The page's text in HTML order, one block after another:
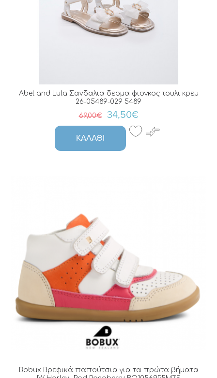
Abel and Lula Σανδαλια δερμα φιογκος τουλι κρεμ
26-05489-029 5489
69,00€
34,50€
ΚΑΛΆΘΙ
Bobux Βρεφικά παπούτσια για τα πρώτα βήματα